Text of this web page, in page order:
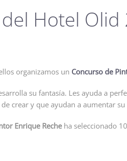
Hotel Olid
organizamos un Concurso de
su fantasía. Les ayuda a
crear y que ayudan a aumentar
Enrique Recheha seleccionado